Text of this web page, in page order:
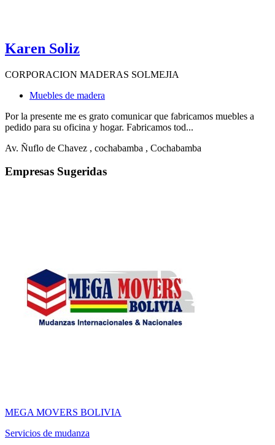
Karen Soliz
CORPORACION MADERAS SOLMEJIA
Muebles de madera
Por la presente me es grato comunicar que fabricamos muebles a
pedido para su oficina y hogar. Fabricamos tod...
Av. Ñuflo de Chavez , cochabamba , Cochabamba
Empresas Sugeridas
MEGA MOVERS BOLIVIA
Servicios de mudanza